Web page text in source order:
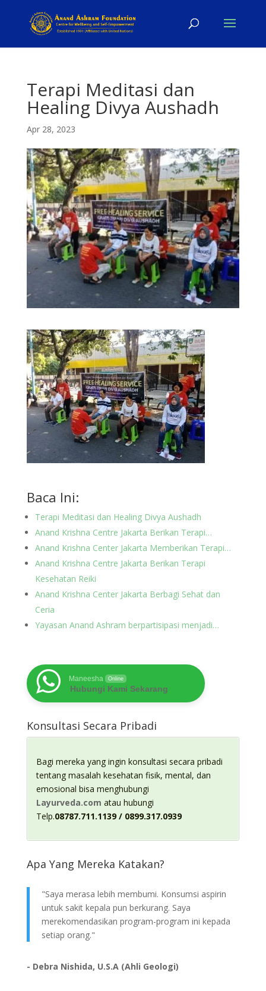
Terapi Meditasi dan
Healing Divya Aushadh
Apr 28, 2023
Baca Ini:
Terapi Meditasi dan Healing Divya Aushadh
Anand Krishna Centre Jakarta Berikan Terapi…
Anand Krishna Center Jakarta Memberikan Terapi…
Anand Krishna Centre Jakarta Berikan Terapi
Kesehatan Reiki
Anand Krishna Center Jakarta Berbagi Sehat dan
Ceria
Yayasan Anand Ashram berpartisipasi menjadi…
Maneesha Online
Hubungi Kami Sekarang
Konsultasi Secara Pribadi
Bagi mereka yang ingin konsultasi secara pribadi
tentang masalah kesehatan fisik, mental, dan
emosional bisa menghubungi
Layurveda.com atau hubungi
Telp.08787.711.1139 / 0899.317.0939
Apa Yang Mereka Katakan?
"Saya merasa lebih membumi. Konsumsi aspirin
untuk sakit kepala pun berkurang. Saya
merekomendasikan program-program ini kepada
setiap orang."
- Debra Nishida, U.S.A (Ahli Geologi)